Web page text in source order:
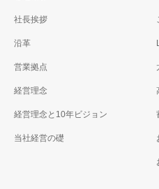
社長挨拶
沿革
営業拠点
経営理念
経営理念と10年ビジョン
当社経営の礎